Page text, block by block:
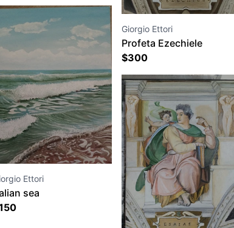
Ettori
sea
Giorgio Ettori
Profeta Ezechiele
$300